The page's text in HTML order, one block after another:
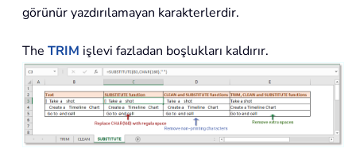
görünür yazdırılamayan karakterlerdir.
The TRIM işlevi fazladan boşlukları kaldırır.